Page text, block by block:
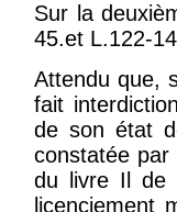
Sur la
45.et L.122-
Attendu que,
fait
de son état
constatée
du livre Il de
licenciement